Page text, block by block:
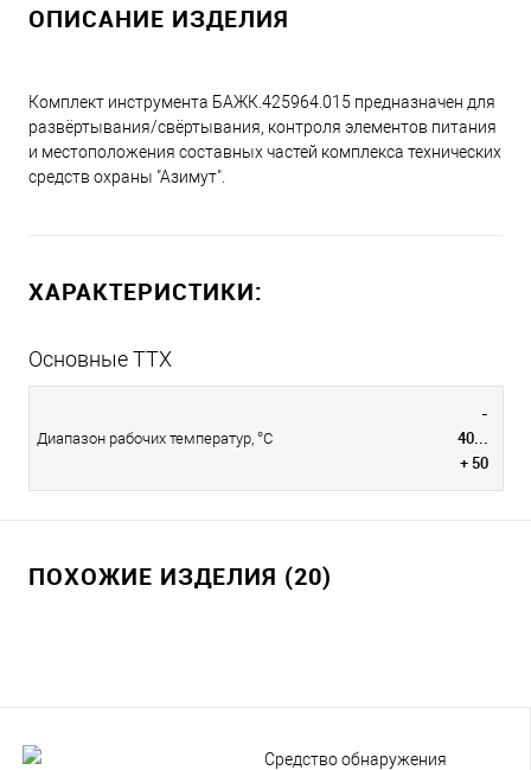
ОПИСАНИЕ ИЗДЕЛИЯ
Комплект инструмента БАЖК.425964.015 предназначен для
развёртывания/свёртывания, контроля элементов питания
и местоположения составных частей комплекса технических
средств охраны "Азимут".
ХАРАКТЕРИСТИКИ:
Основные ТТХ
Диапазон рабочих температур, °С
-
40...
+ 50
ПОХОЖИЕ ИЗДЕЛИЯ (20)
Средство обнаружения